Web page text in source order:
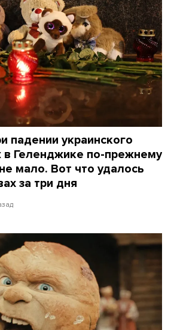
падении украинского
в Геленджике по-прежнему
мало. Вот что удалось
за три дня